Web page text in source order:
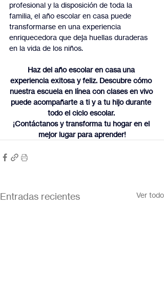
profesional y la disposición de toda la
familia, el año escolar en casa puede
transformarse en una experiencia
enriquecedora que deja huellas duraderas
en la vida de los niños.
Haz del año escolar en casa una
experiencia exitosa y feliz. Descubre cómo
nuestra escuela en línea con clases en vivo
puede acompañarte a ti y a tu hijo durante
todo el ciclo escolar.
¡Contáctanos y transforma tu hogar en el
mejor lugar para aprender!
Entradas recientes Ver todo